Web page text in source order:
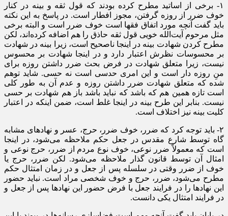
۱- برخی از اساتید مطرح کرده بودند که قول ثقه و بینه در کنار
خوف ضرر از روزه گرفتن، مجوز افطار است. در پاسخ به این نکته
باید گفت آنچه مورد اتفاق فقها است خوف ضرر است و البته برخی
مثل مرحوم آیت‌الله خویی قول ثقه حاذق را هم اضافه کرده‌اند، لکن
مطرح کردن شهادت بینه در اینجا ناصحیح است، زیرا بینه در شهادت
بر محسوسات نظرش اعتبار دارد و در اینجا شهادت بر محسوس
نیست، زیرا متعلق شهادت در فرض بحث ضرر داشتن روزه برای
منِ روزه دار است و این امری حدسی است نه حسی. شاید توهم
شده که متعلق شهادت ضرر داشتن روزه و عدم آن به طور کلی
است تازه همین هم که باشد که نباید باشد باز هم شهادت بر حسی
نیست. بنابر این طرح بینه در اینجا غلط است، ضمن اینکه در اعتبار
کلیت بینه نیز اختلاف است.
۲- باید توجه کرد که ضرر، خوف ضرر، حرج، عسر و نهادهای مشابه
گاه توسط شارع مقدس در جعل حکم ملاحظه می‌شود، در اینجا
است که معمولاً ضرر نوعی، خوف نوع مردم از ضرر، حرج نوعی و
امثال آن توسط قانون گذار ملاحظه می‌شود. لکن ضرر، حرج یا
خوف از ضرر وقتی در سلسله پس از جعل و در زمان امتثال حکم
مطرح می‌شود، ضرر، حرج و خوف شخصی مراد است. نباید حضور
این نهادها را در فرایند جعل با فرض حضور این نهادها پس از جعل و
در فرایند امتثال یکی دانست.